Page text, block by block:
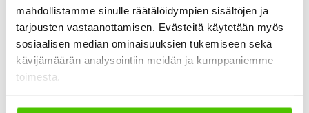
mahdollistamme sinulle räätälöidympien sisältöjen ja
tarjousten vastaanottamisen. Evästeitä käytetään myös
sosiaalisen median ominaisuuksien tukemiseen sekä
kävijämäärän analysointiin meidän ja kumppaniemme
toimesta.
arvonlisäveron.
HUOM!Auton merkki ja malli vaikuttavat hintaan.
Tarkista hinta myyjiltämme.